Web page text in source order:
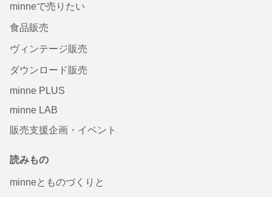
minneで売りたい
食品販売
ヴィンテージ販売
ダウンロード販売
minne PLUS
minne LAB
販売支援企画・イベント
読みもの
minneとものづくりと